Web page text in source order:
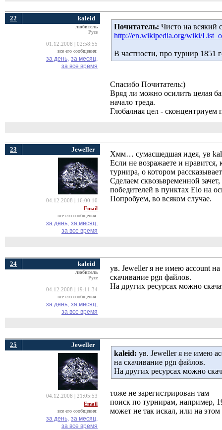
22 kaleid
любитель
Русе
01.12.2008 | 02:58:55
все его сообщения:
за день, за месяц,
за все время
Почитатель: Чисто на всякий
http://en.wikipedia.org/wiki/
В частности, про турнир 1851
Спасибо Почитатель:)
Вряд ли можно осилить целая
начало треда.
Глобалная цел -
23 Jeweller
04.12.2008 | 16:00:10
Email
все его сообщения:
за день, за месяц,
за все время
Хмм… сумасшедшая идея, ув
Если не возражаете и
турнира, о котором
Сделаем сквозьвременной
победителей в пунктах Elo на
Попробуем, во всяком случае.
24 kaleid
любитель
Русе
04.12.2008 | 19:11:34
все его сообщения:
за день, за месяц,
за все время
ув. Jeweller я не имею account
скачивание pgn файлов.
На других ресурсах можно
25 Jeweller
04.12.2008 | 21:05:53
Email
все его сообщения:
за день, за месяц,
за все время
kaleid: ув. Jeweller я не имею
на скачивание pgn файлов.
На других ресурсах можно
тоже не зарегистрирован там
поиск по турнирам, например,
может не так искал, или на этом